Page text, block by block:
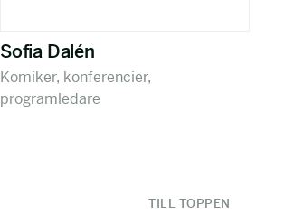
Sofia Dalén
Komiker, konferencier,
programledare
TILL TOPPEN